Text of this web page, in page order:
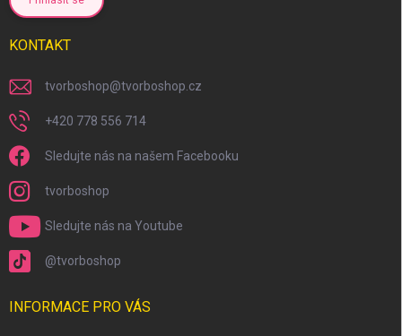
KONTAKT
tvorboshop@tvorboshop.cz
+420 778 556 714
Sledujte nás na našem Facebooku
tvorboshop
Sledujte nás na Youtube
@tvorboshop
INFORMACE PRO VÁS